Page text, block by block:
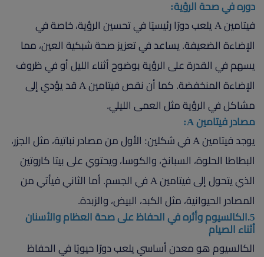
دوره في صحة الرؤية:
فيتامين A يلعب دورًا رئيسيًا في تحسين الرؤية، خاصة في
الإضاءة الضعيفة. يساعد في تعزيز صحة شبكية العين، مما
يسهم في القدرة على الرؤية بوضوح أثناء الليل أو في ظروف
الإضاءة المنخفضة. كما أن نقص فيتامين A قد يؤدي إلى
مشاكل في الرؤية مثل العمى الليلي.
مصادر فيتامين A:
يوجد فيتامين A في شكلين: الأول من مصادر نباتية، مثل الجزر،
البطاطا الحلوة، السبانخ، والكوسا، ويحتوي على بيتا كاروتين
الذي يتحول إلى فيتامين A في الجسم. أما الثاني فيأتي من
المصادر الحيوانية، مثل الكبد، البيض، والزبدة.
5.الكالسيوم وأثره في الحفاظ على صحة العظام والأسنان
أثناء الصيام
الكالسيوم هو معدن أساسي يلعب دورًا حيويًا في الحفاظ